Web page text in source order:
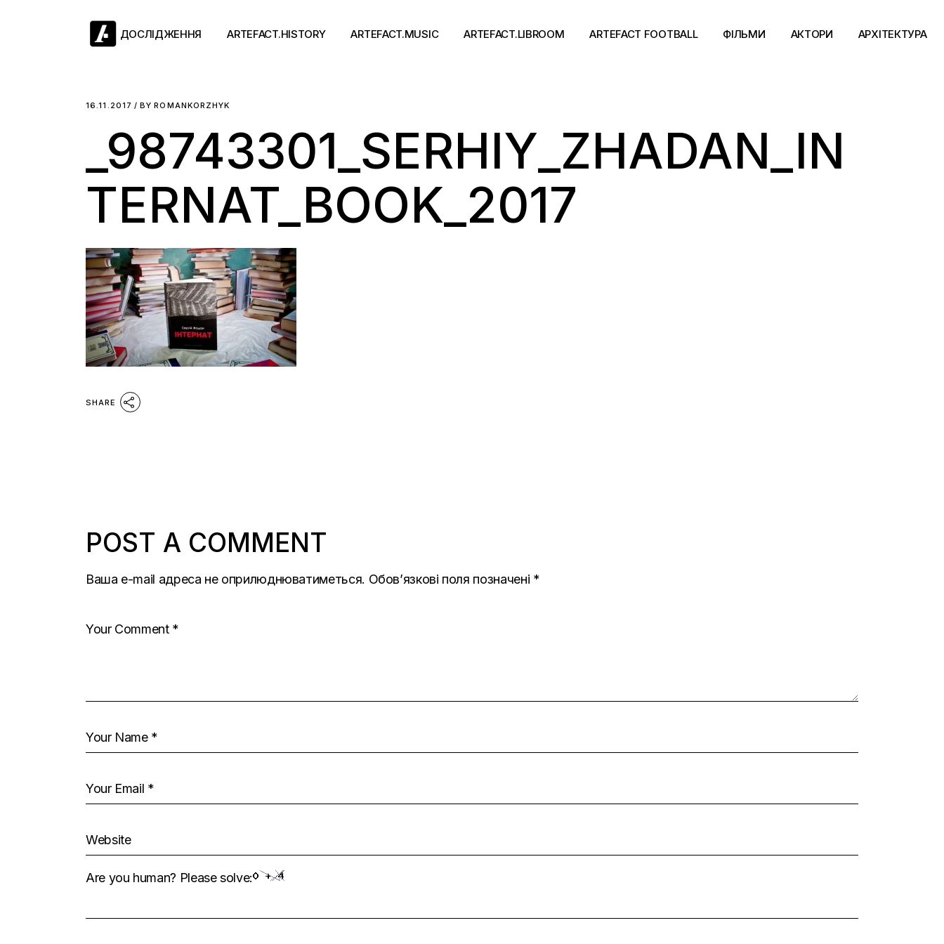
ДОСЛІДЖЕННЯ ARTEFACT.HISTORY
Античний двіж
Такі середні віки
Ранній модерн
Новітні історії
ARTEFACT.MUSIC
Альбоми
Концерти
ARTEFACT.LIBROOM
Події
ARTEFACT FOOTBALL ФІЛЬМИ АКТОРИ АРХІТЕКТУРА
16.11.2017 BY ROMANKORZHYK
_98743301_SERHIY_ZHADAN_IN
TERNAT_BOOK_2017
SHARE
POST A COMMENT
Ваша e-mail адреса не оприлюднюватиметься. Обов’язкові поля позначені *
Are you human? Please solve: